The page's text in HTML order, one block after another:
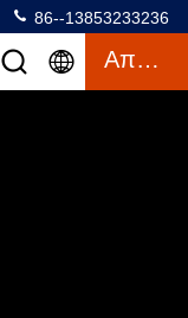
86--13853233236
Απόσπασμα